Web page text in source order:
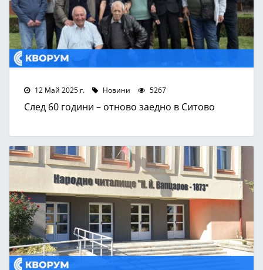
12 Май 2025 г. Новини 5267
След 60 години – отново заедно в Ситово